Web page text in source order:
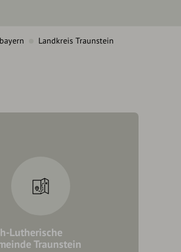
Landkreis Traunstein
Lutherische
Traunstein